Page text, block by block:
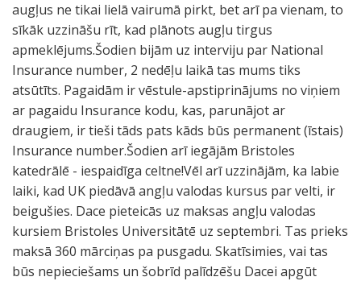
augļus ne tikai lielā vairumā pirkt, bet arī pa vienam, to
sīkāk uzzināšu rīt, kad plānots augļu tirgus
apmeklējums.Šodien bijām uz interviju par National
Insurance number, 2 nedēļu laikā tas mums tiks
atsūtīts. Pagaidām ir vēstule-apstiprinājums no viņiem
ar pagaidu Insurance kodu, kas, parunājot ar
draugiem, ir tieši tāds pats kāds būs permanent (īstais)
Insurance number.Šodien arī iegājām Bristoles
katedrālē - iespaidīga celtne!Vēl arī uzzinājām, ka labie
laiki, kad UK piedāvā angļu valodas kursus par velti, ir
beigušies. Dace pieteicās uz maksas angļu valodas
kursiem Bristoles Universitātē uz septembri. Tas prieks
maksā 360 mārciņas pa pusgadu. Skatīsimies, vai tas
būs nepieciešams un šobrīd palīdzēšu Dacei apgūt